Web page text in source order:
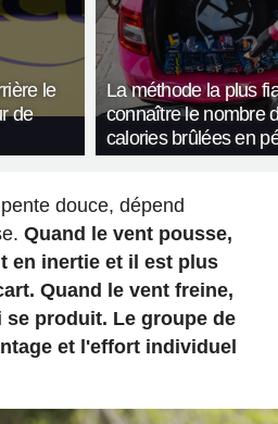
le
de
La méthode la plus
connaître le nombre
calories brûlées en
douce, dépend
Quand le vent pousse,
en inertie et il est plus
Quand le vent freine,
produit. Le groupe de
et l'effort individuel